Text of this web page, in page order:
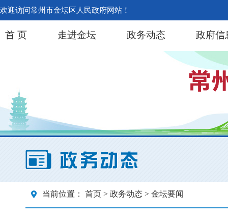
欢迎访问常州市金坛区人民政府网站！
首 页 走进金坛 政务动态 政府信
当前位置： 首页 > 政务动态 > 金坛要闻